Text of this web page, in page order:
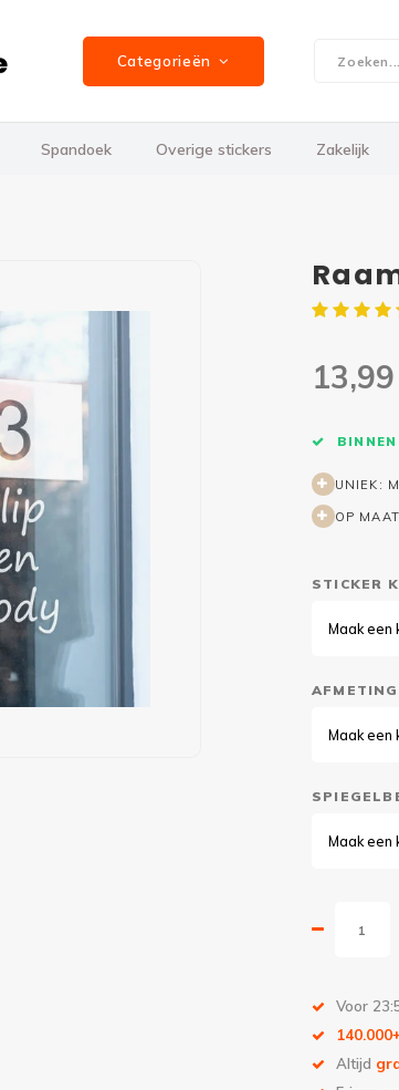
Categorieën
Spandoek Overige stickers Zakelijk
13,99
UNIEK:
OP
STICKER
Maak een
Maak een
Maak een
Voor
Altijd